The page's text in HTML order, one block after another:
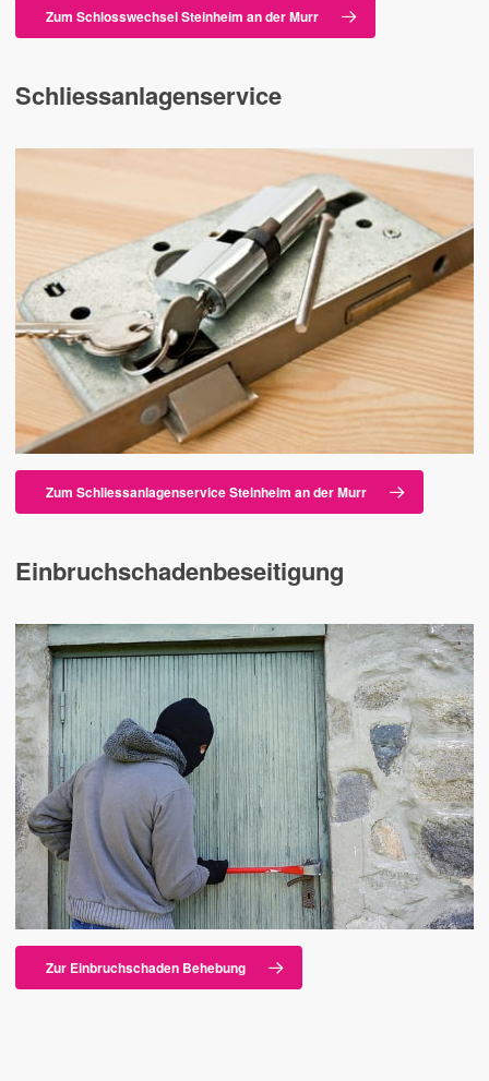
Zum Schlosswechsel Steinheim an der Murr
Schliessanlagenservice
Zum Schliessanlagenservice Steinheim an der Murr
Einbruchschadenbeseitigung
Zur Einbruchschaden Behebung